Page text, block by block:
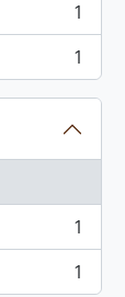
1
1
1
1